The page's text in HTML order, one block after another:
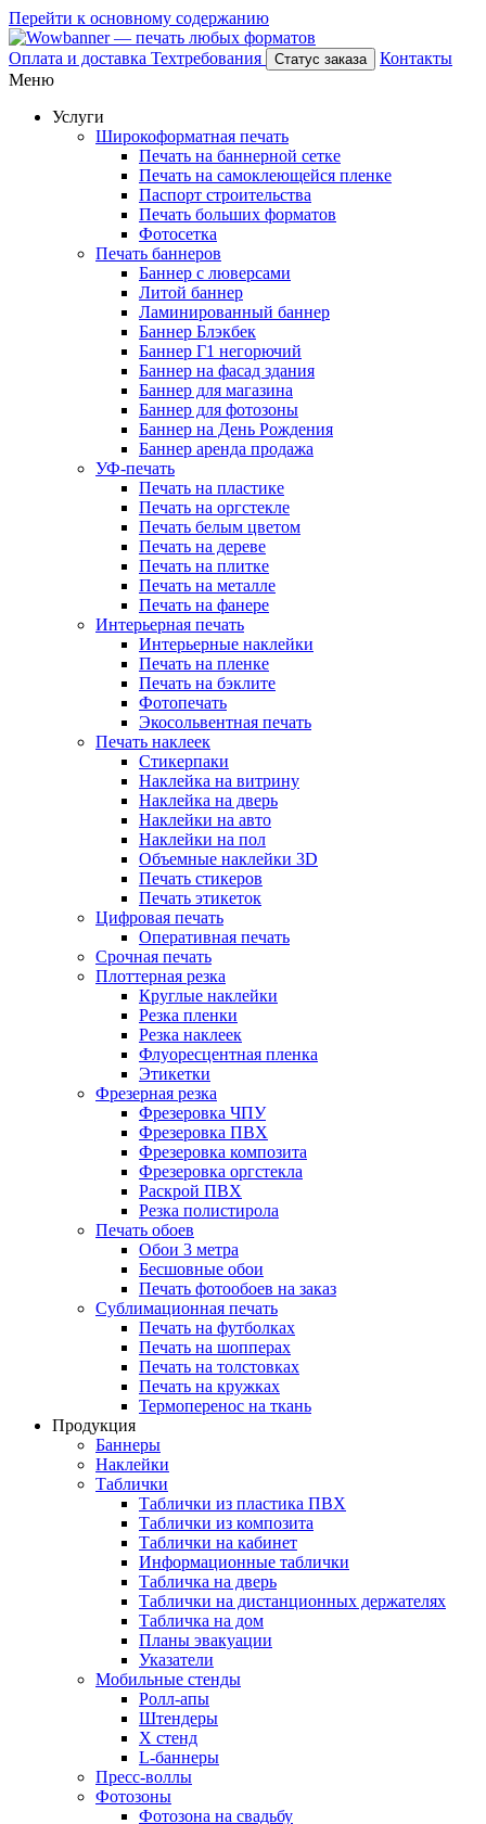
Перейти к основному содержанию
Оплата и доставка Техтребования Статус заказа
Контакты
Меню
Услуги
Широкоформатная печать
Печать на баннерной сетке
Печать на самоклеющейся пленке
Паспорт строительства
Печать больших форматов
Фотосетка
Печать баннеров
Баннер с люверсами
Литой баннер
Ламинированный баннер
Баннер Блэкбек
Баннер Г1 негорючий
Баннер на фасад здания
Баннер для магазина
Баннер для фотозоны
Баннер на День Рождения
Баннер аренда продажа
УФ-печать
Печать на пластике
Печать на оргстекле
Печать белым цветом
Печать на дереве
Печать на плитке
Печать на металле
Печать на фанере
Интерьерная печать
Интерьерные наклейки
Печать на пленке
Печать на бэклите
Фотопечать
Экосольвентная печать
Печать наклеек
Стикерпаки
Наклейка на витрину
Наклейка на дверь
Наклейки на авто
Наклейки на пол
Объемные наклейки 3D
Печать стикеров
Печать этикеток
Цифровая печать
Оперативная печать
Срочная печать
Плоттерная резка
Круглые наклейки
Резка пленки
Резка наклеек
Флуоресцентная пленка
Этикетки
Фрезерная резка
Фрезеровка ЧПУ
Фрезеровка ПВХ
Фрезеровка композита
Фрезеровка оргстекла
Раскрой ПВХ
Резка полистирола
Печать обоев
Обои 3 метра
Бесшовные обои
Печать фотообоев на заказ
Сублимационная печать
Печать на футболках
Печать на шопперах
Печать на толстовках
Печать на кружках
Термоперенос на ткань
Продукция
Баннеры
Наклейки
Таблички
Таблички из пластика ПВХ
Таблички из композита
Таблички на кабинет
Информационные таблички
Табличка на дверь
Таблички на дистанционных держателях
Табличка на дом
Планы эвакуации
Указатели
Мобильные стенды
Ролл-апы
Штендеры
Х стенд
L-баннеры
Пресс-воллы
Фотозоны
Фотозона на свадьбу